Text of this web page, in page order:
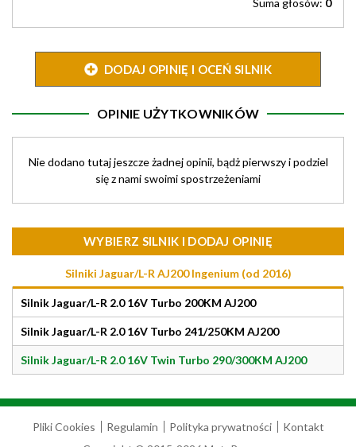
Suma głosów: 0
DODAJ OPINIĘ I OCEŃ SILNIK
OPINIE UŻYTKOWNIKÓW
Nie dodano tutaj jeszcze żadnej opinii, bądż pierwszy i podziel
się z nami swoimi spostrzeżeniami
WYBIERZ SILNIK I DODAJ OPINIĘ
Silniki Jaguar/L-R AJ200 Ingenium (od 2016)
Silnik Jaguar/L-R 2.0 16V Turbo 200KM AJ200
Silnik Jaguar/L-R 2.0 16V Turbo 241/250KM AJ200
Silnik Jaguar/L-R 2.0 16V Twin Turbo 290/300KM AJ200
Pliki Cookies Regulamin Polityka prywatności
Kontakt